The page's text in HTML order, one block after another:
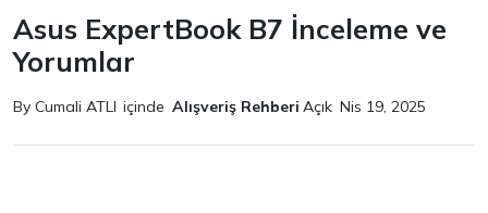
Asus ExpertBook B7 İnceleme ve
Yorumlar
By Cumali ATLI içinde Alışveriş Rehberi Açık Nis 19, 2025